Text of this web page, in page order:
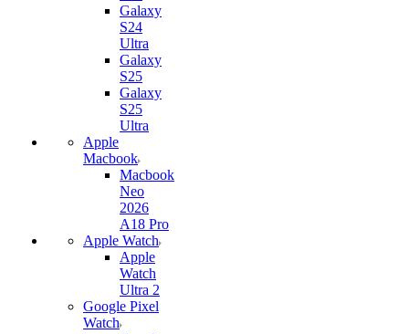
Galaxy
S24
Ultra
Galaxy
S25
Galaxy
S25
Ultra
Apple
Macbook
Macbook
Neo
2026
A18 Pro
Apple Watch
Apple
Watch
Ultra 2
Google Pixel
Watch